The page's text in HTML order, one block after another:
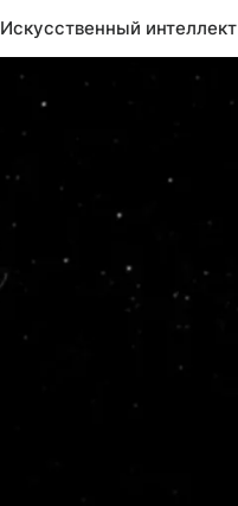
Искусственный интеллект